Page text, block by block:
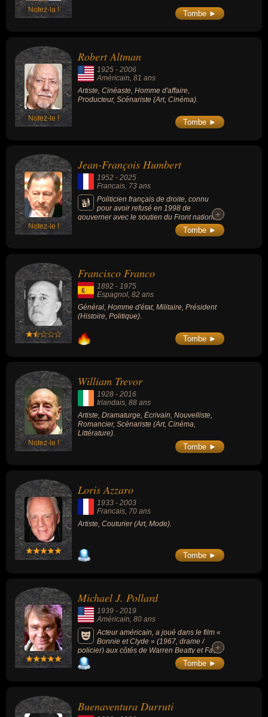
Notez-la ! Tombe ►
Notez-le !
Robert Altman
1925 - 2006
Américain , 81 ans
Artiste, Cinéaste, Homme d'affaire,
Producteur, Scénariste (Art, Cinéma).
Tombe ►
Notez-le !
Jean-François Humbert
1952 - 2025
Francais, 73 ans
Politicien français de droite, connu
pour avoir refusé en 1998 de
gouverner avec le soutien du Front national,
démissionnant immédiatement après son
élection grâce à leurs voix. Il fut président du
+
+
Tombe ►
Francisco Franco
1892 - 1975
Espagnol , 82 ans
Général, Homme d'état, Militaire, Président
(Histoire, Politique).
Tombe ►
Notez-le !
William Trevor
1928 - 2016
Irlandais, 88 ans
Artiste, Dramaturge, Écrivain, Nouvelliste,
Romancier, Scénariste (Art, Cinéma,
Littérature).
Tombe ►
Loris Azzaro
1933 - 2003
Francais, 70 ans
Artiste, Couturier (Art, Mode).
Tombe ►
Michael J. Pollard
1939 - 2019
Américain, 80 ans
Acteur américain, a joué dans le film «
Bonnie et Clyde » (1967, drame /
policier) aux côtés de Warren Beatty et Faye
Dunaway ; ou encore dans la série TV « Star
Trek » (1966-1969, science-fiction).
+
+
Tombe ►
Buenaventura Durruti